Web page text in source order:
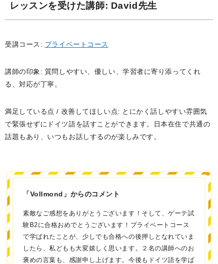
レッスンを受けた講師: David先生
受講コース: プライベートコース
講師の印象: 質問しやすい、優しい、学習者に寄り添ってくれ
る、対応が丁寧。
満足している点 / 改善してほしい点: とにかく話しやすい雰囲気
で緊張せずにドイツ語を話すことができます。日本在住で共通の
話題もあり、いつもお話しするのが楽しみです。
「Vollmond」からのコメント
素敵なご感想をありがとうございます！そして、ゲーテ試
験B2に合格おめでとうございます！プライベートコース
で学ばれたことが、少しでも合格への後押しとなれていま
したら、私どもも大変嬉しく思います。２名の講師へのお
褒めの言葉も、感謝申し上げます。今後もドイツ語を学ば